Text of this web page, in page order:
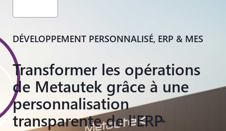
DÉVELOPPEMENT PERSONNALISÉ, ERP & MES
Transformer les opérations
de Metautek grâce à une
personnalisation
transparente de l'ERP